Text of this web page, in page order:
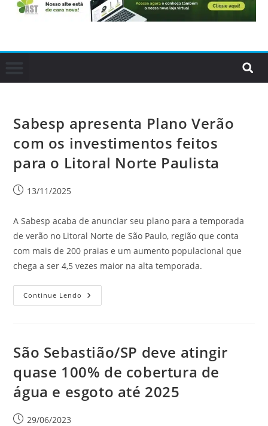
Sabesp apresenta Plano Verão
com os investimentos feitos
para o Litoral Norte Paulista
13/11/2025
A Sabesp acaba de anunciar seu plano para a temporada
de verão no Litoral Norte de São Paulo, região que conta
com mais de 200 praias e um aumento populacional que
chega a ser 4,5 vezes maior na alta temporada.
Continue Lendo
São Sebastião/SP deve atingir
quase 100% de cobertura de
água e esgoto até 2025
29/06/2023